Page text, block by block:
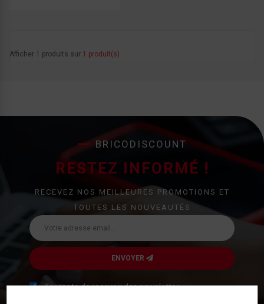
Afficher 1 produits sur 1 produit(s)
BRICODISCOUNT
RESTEZ INFORMÉ !
RECEVEZ NOS MEILLEURES PROMOTIONS ET
TOUTES LES NOUVEAUTÉS
ENVOYER
J’accepte de recevoir des newsletter